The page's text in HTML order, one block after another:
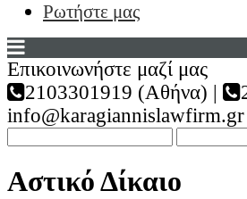
Ρωτήστε μας
Επικοινωνήστε μαζί μας
2103301919 (Αθήνα) |
info@karagiannislawfirm.gr
Αστικό Δίκαιο